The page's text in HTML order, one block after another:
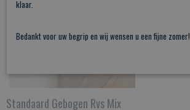
Standaard Gebogen Rvs Mix
klaar.
Bedankt voor uw begrip en wij wensen u een fijne zomer!